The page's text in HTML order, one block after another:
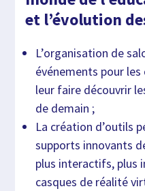
et l’évolution
L’organisation de
événements pour
leur faire découvrir
de demain ;
La création d’outils
supports innovants
plus interactifs, plus
casques de réalité